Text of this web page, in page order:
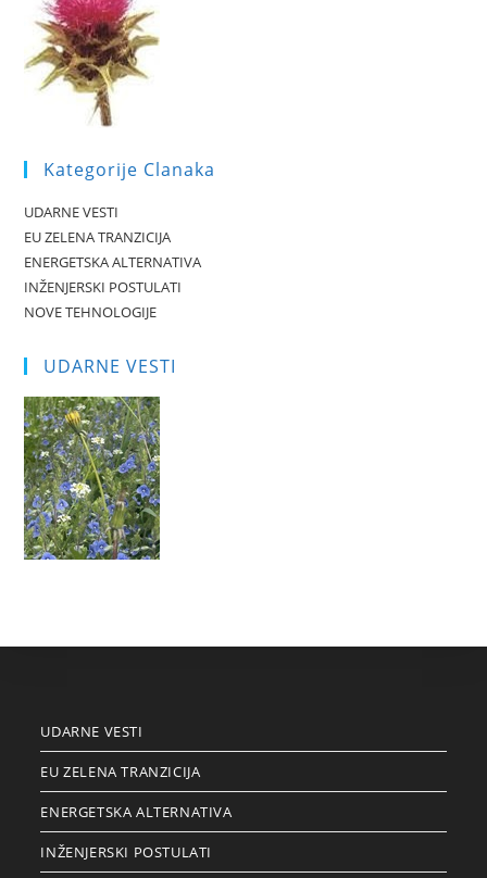
Kategorije Clanaka
UDARNE VESTI
EU ZELENA TRANZICIJA
ENERGETSKA ALTERNATIVA
INŽENJERSKI POSTULATI
NOVE TEHNOLOGIJE
UDARNE VESTI
UDARNE VESTI
EU ZELENA TRANZICIJA
ENERGETSKA ALTERNATIVA
INŽENJERSKI POSTULATI